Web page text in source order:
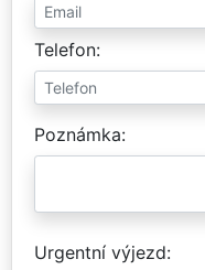
Telefon
Poznámka
Urgentní výjezd